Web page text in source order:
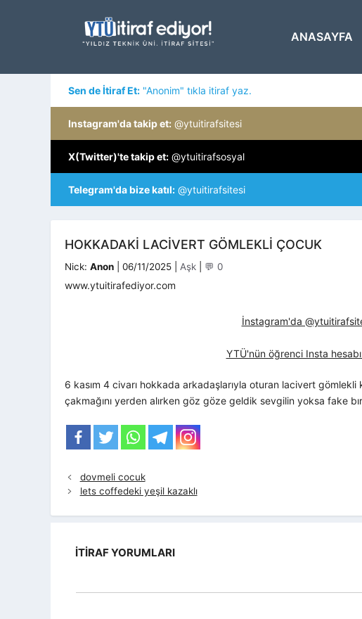
ANASAYFA
Sen de İtiraf Et: "Anonim" tıkla itiraf yaz.
Instagram'da takip et: @ytuitirafsitesi
X(Twitter)'te takip et: @ytuitirafsosyal
Telegram'da bize katıl: @ytuitirafsitesi
HOKKADAKİ LACİVERT GÖMLEKLİ ÇOCUK
Nick: Anon 06/11/2025 Kategoriler
Aşk 💬 0
www.ytuitirafediyor.com
İnstagram'da
YTÜ'nün öğrenci Insta
6 kasım 4 civarı hokkada arkadaşlarıyla oturan lacivert
çakmağını yerden alırken göz göze geldik sevgilin yoksa fake
dovmeli cocuk
lets coffedeki yeşil kazaklı
İTIRAF YORUMLARI